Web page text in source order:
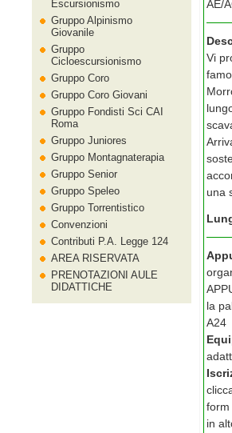
AE/
Vi
una
la
A24
form
in
Escursionismo
Gruppo Alpinismo
Giovanile
Gruppo
Cicloescursionismo
Gruppo Coro
Gruppo Coro Giovani
Gruppo Fondisti Sci CAI
Roma
Gruppo Juniores
Gruppo Montagnaterapia
Gruppo Senior
Gruppo Speleo
Gruppo Torrentistico
Convenzioni
Contributi P.A. Legge 124
AREA RISERVATA
PRENOTAZIONI AULE
DIDATTICHE